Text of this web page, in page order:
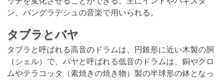
ン、バングラデシュの音楽で用いられる。
タブラとバヤ
タブラと呼ばれる高音のドラムは、円錐形に近い木製の胴
（シェル）で、バヤと呼ばれる低音のドラムは、銅やクロ
ムやテラコッタ（素焼きの焼き物）製の半球形の鉢となっ